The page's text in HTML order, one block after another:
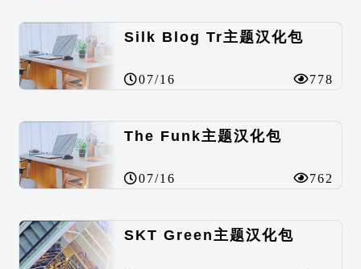
Silk Blog Tr主题汉化包
07/16 778
The Funk主题汉化包
07/16 762
SKT Green主题汉化包